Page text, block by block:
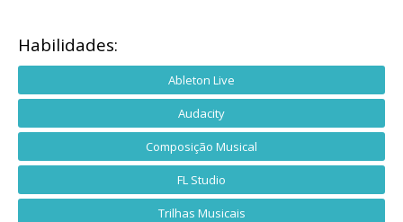
Habilidades:
Ableton Live
Audacity
Composição Musical
FL Studio
Trilhas Musicais